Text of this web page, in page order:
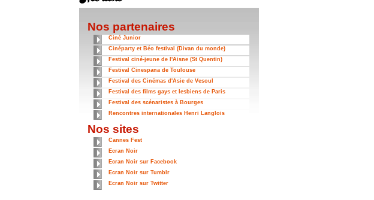
Nos partenaires
Ciné Junior
Cinéparty et Béo festival (Divan du monde)
Festival ciné-jeune de l'Aisne (St Quentin)
Festival Cinespana de Toulouse
Festival des Cinémas d'Asie de Vesoul
Festival des films gays et lesbiens de Paris
Festival des scénaristes à Bourges
Rencontres internationales Henri Langlois
Nos sites
Cannes Fest
Ecran Noir
Ecran Noir sur Facebook
Ecran Noir sur Tumblr
Ecran Noir sur Twitter